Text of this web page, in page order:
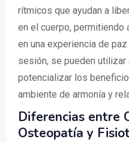
rítmicos que ayudan a
en el cuerpo,
en una experiencia de
sesión, se pueden
potencializar los
ambiente de armonía y
Diferencias entre
Osteopatía y